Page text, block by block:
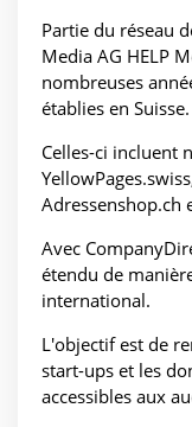
Partie du réseau
Media AG HELP
nombreuses
établies en Suisse.
Celles-ci incluent
Adressenshop.ch
Avec
étendu de
international.
L'objectif est de
start-ups et les
accessibles aux